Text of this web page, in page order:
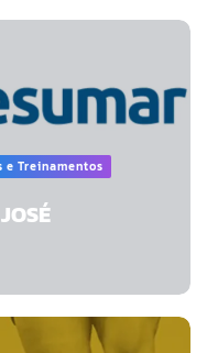
e Treinamentos